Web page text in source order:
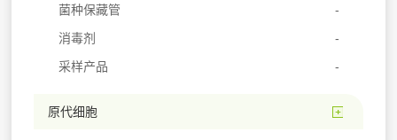
菌种保藏管
消毒剂
采样产品
原代细胞